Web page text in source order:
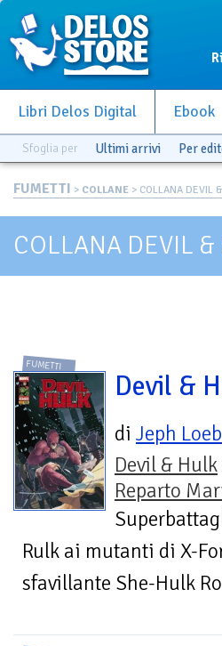
Libri Delos Digital Ebook
Sfoglia per Ultimi arrivi Per
FUMETTI > COLLANE > COLLANA DEVIL
COLLANA DEVIL
FUMETTI
Devil &
di Jeph Loeb
Devil & Hulk
Reparto
Rulk ai mutanti di X-
sfavillante She-Hulk